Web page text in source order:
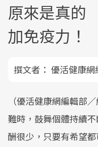
原來是真的
加免疫力！
撰文者： 優活健康網
（優活健康網編輯部
難時，鼓舞個體持續
酬很少，只要有希望